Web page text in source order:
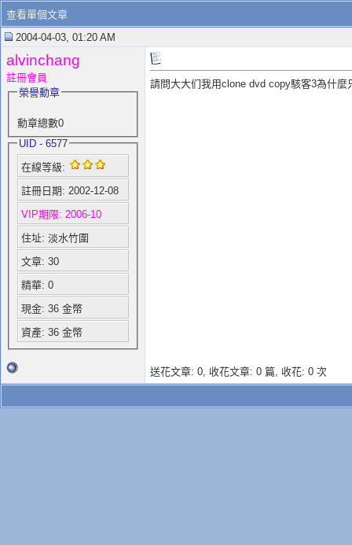
查看單個文章
2004-04-03, 01:20 AM
alvinchang
註冊會員
榮譽勳章
勳章總數0
UID - 6577
在線等級:
註冊日期: 2002-12-08
VIP期限: 2006-10
住址: 淡水竹圍
文章: 30
精華: 0
現金: 36 金幣
資產: 36 金幣
請問大大们我用clone dvd copy駭客3為什麼
送花文章: 0, 收花文章: 0 篇, 收花: 0 次